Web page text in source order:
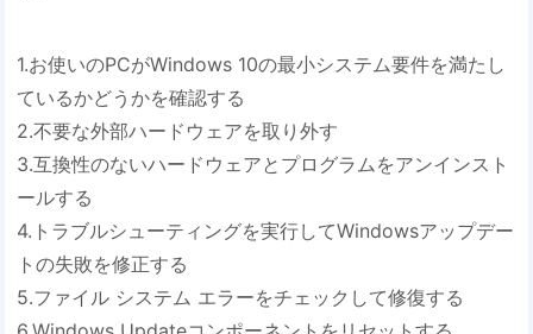
1.お使いのPCがWindows 10の最小システム要件を満たし
ているかどうかを確認する
2.不要な外部ハードウェアを取り外す
3.互換性のないハードウェアとプログラムをアンインスト
ールする
4.トラブルシューティングを実行してWindowsアップデー
トの失敗を修正する
5.ファイル システム エラーをチェックして修復する